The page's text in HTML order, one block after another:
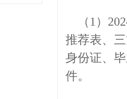
（1）
推荐表、
身份证、
件。